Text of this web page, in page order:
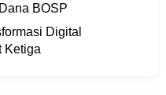
BOSP
Digital
Ketiga